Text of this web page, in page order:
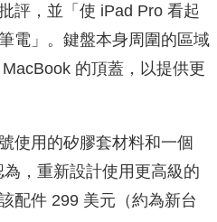
評，並「使 iPad Pro 看起
電」。鍵盤本身周圍的區域
的頂蓋，以提供更
使用的矽膠套材料和一個
，重新設計使用更高級的
配件 299 美元（約為新台